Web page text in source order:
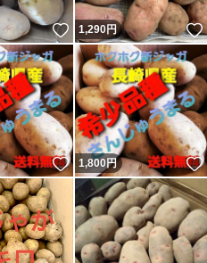
いいね！
1,290円
いいね！
1,800 円